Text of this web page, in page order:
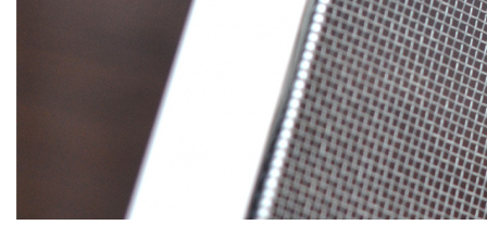
МОСКИТНЫЕ СЕТКИ
ВСТАВНЫЕ